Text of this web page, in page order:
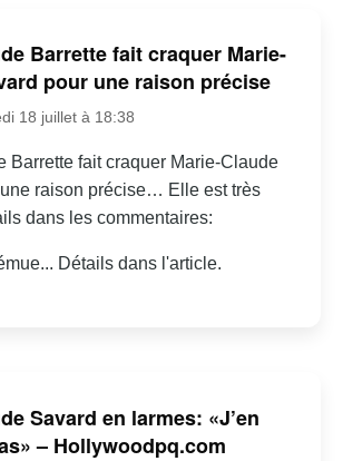
Barrette fait craquer Marie-
pour une raison précise
18 juillet à 18:38
Barrette fait craquer Marie-Claude
raison précise… Elle est très
dans les commentaires:
Détails dans l'article.
Savard en larmes: «J’en
– Hollywoodpq.com